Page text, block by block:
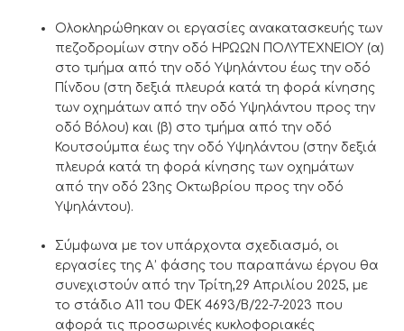
Ολοκληρώθηκαν οι εργασίες ανακατασκευής των
πεζοδρομίων στην οδό ΗΡΩΩΝ ΠΟΛΥΤΕΧΝΕΙΟΥ (α)
στο τμήμα από την οδό Υψηλάντου έως την οδό
Πίνδου (στη δεξιά πλευρά κατά τη φορά κίνησης
των οχημάτων από την οδό Υψηλάντου προς την
οδό Βόλου) και (β) στο τμήμα από την οδό
Κουτσούμπα έως την οδό Υψηλάντου (στην δεξιά
πλευρά κατά τη φορά κίνησης των οχημάτων
από την οδό 23ης Οκτωβρίου προς την οδό
Υψηλάντου).
Σύμφωνα με τον υπάρχοντα σχεδιασμό, οι
εργασίες της Α’ φάσης του παραπάνω έργου θα
συνεχιστούν από την Τρίτη,29 Απριλίου 2025, με
το στάδιο Α11 του ΦΕΚ 4693/Β/22-7-2023 που
αφορά τις προσωρινές κυκλοφοριακές